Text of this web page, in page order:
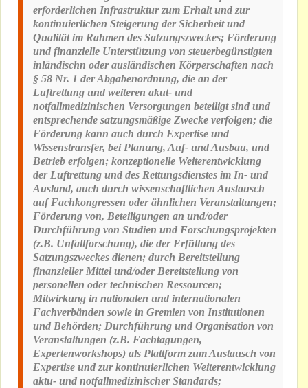
erforderlichen Infrastruktur zum Erhalt und zur
kontinuierlichen Steigerung der Sicherheit und
Qualität im Rahmen des Satzungszweckes; Förderung
und finanzielle Unterstützung von steuerbegünstigten
inländischn oder ausländischen Körperschaften nach
§ 58 Nr. 1 der Abgabenordnung, die an der
Luftrettung und weiteren akut- und
notfallmedizinischen Versorgungen beteiligt sind und
entsprechende satzungsmäßige Zwecke verfolgen; die
Förderung kann auch durch Expertise und
Wissenstransfer, bei Planung, Auf- und Ausbau, und
Betrieb erfolgen; konzeptionelle Weiterentwicklung
der Luftrettung und des Rettungsdienstes im In- und
Ausland, auch durch wissenschaftlichen Austausch
auf Fachkongressen oder ähnlichen Veranstaltungen;
Förderung von, Beteiligungen an und/oder
Durchführung von Studien und Forschungsprojekten
(z.B. Unfallforschung), die der Erfüllung des
Satzungszweckes dienen; durch Bereitstellung
finanzieller Mittel und/oder Bereitstellung von
personellen oder technischen Ressourcen;
Mitwirkung in nationalen und internationalen
Fachverbänden sowie in Gremien von Institutionen
und Behörden; Durchführung und Organisation von
Veranstaltungen (z.B. Fachtagungen,
Expertenworkshops) als Plattform zum Austausch von
Expertise und zur kontinuierlichen Weiterentwicklung
aktu- und notfallmedizinischer Standards;